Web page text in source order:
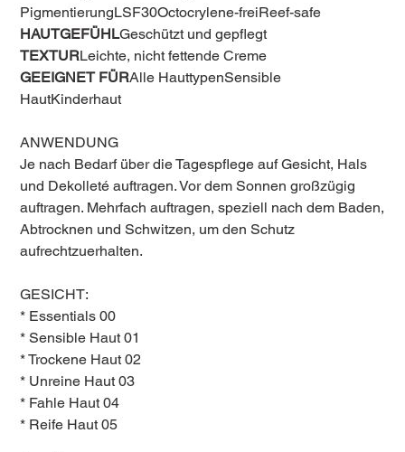
PigmentierungLSF30Octocrylene-freiReef-safe
HAUTGEFÜHLGeschützt und gepflegt
TEXTURLeichte, nicht fettende Creme
GEEIGNET FÜRAlle HauttypenSensible
HautKinderhaut
ANWENDUNG
Je nach Bedarf über die Tagespflege auf Gesicht, Hals
und Dekolleté auftragen. Vor dem Sonnen großzügig
auftragen. Mehrfach auftragen, speziell nach dem Baden,
Abtrocknen und Schwitzen, um den Schutz
aufrechtzuerhalten.
GESICHT:
* Essentials 00
* Sensible Haut 01
* Trockene Haut 02
* Unreine Haut 03
* Fahle Haut 04
* Reife Haut 05